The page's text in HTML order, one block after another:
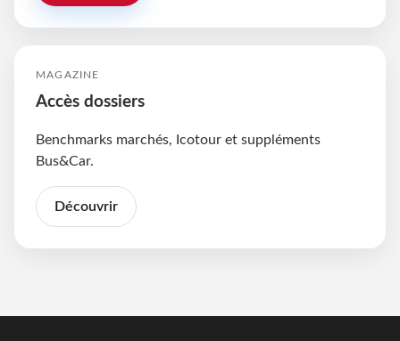
MAGAZINE
Accès dossiers
Benchmarks marchés, Icotour et suppléments
Bus&Car.
Découvrir